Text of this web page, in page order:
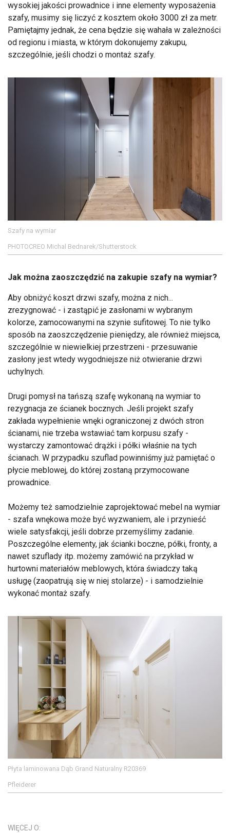
wysokiej jakości prowadnice i inne elementy wyposażenia
szafy, musimy się liczyć z kosztem około 3000 zł za metr.
Pamiętajmy jednak, że cena będzie się wahała w zależności
od regionu i miasta, w którym dokonujemy zakupu,
szczególnie, jeśli chodzi o montaż szafy.
Szafy na wymiar
PHOTOCREO Michal Bednarek/Shutterstock
Jak można zaoszczędzić na zakupie szafy na wymiar?
Aby obniżyć koszt drzwi szafy, można z nich...
zrezygnować - i zastąpić je zasłonami w wybranym
kolorze, zamocowanymi na szynie sufitowej. To nie tylko
sposób na zaoszczędzenie pieniędzy, ale również miejsca,
szczególnie w niewielkiej przestrzeni - przesuwanie
zasłony jest wtedy wygodniejsze niż otwieranie drzwi
uchylnych.
Drugi pomysł na tańszą szafę wykonaną na wymiar to
rezygnacja ze ścianek bocznych. Jeśli projekt szafy
zakłada wypełnienie wnęki ograniczonej z dwóch stron
ścianami, nie trzeba wstawiać tam korpusu szafy -
wystarczy zamontować drążki i półki właśnie na tych
ścianach. W przypadku szuflad powinniśmy już pamiętać o
płycie meblowej, do której zostaną przymocowane
prowadnice.
Możemy też samodzielnie zaprojektować mebel na wymiar
- szafa wnękowa może być wyzwaniem, ale i przynieść
wiele satysfakcji, jeśli dobrze przemyślimy zadanie.
Poszczególne elementy, jak ścianki boczne, półki, fronty, a
nawet szuflady itp. możemy zamówić na przykład w
hurtowni materiałów meblowych, która świadczy taką
usługę (zaopatrują się w niej stolarze) - i samodzielnie
wykonać montaż szafy.
Płyta laminowana Dąb Grand Naturalny R20369
Pfleiderer
WIĘCEJ O: